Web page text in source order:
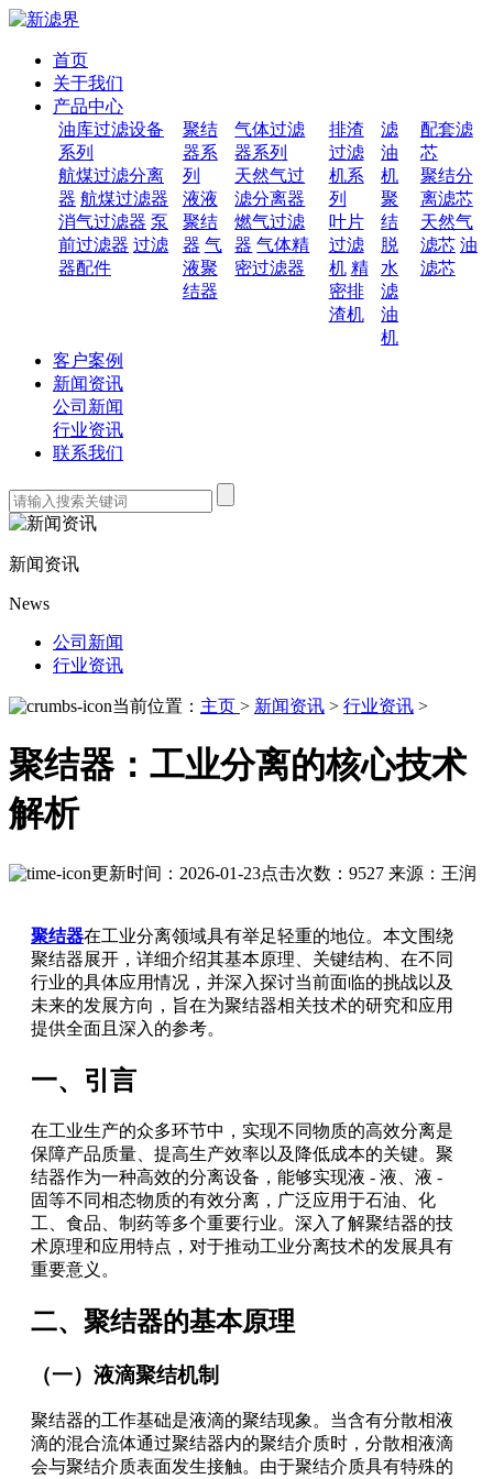
首页
关于我们
产品中心
油库过滤设备
系列
航煤过滤分离
器 航煤过滤器
消气过滤器 泵
前过滤器 过滤
器配件
聚结
器系
列
液液
聚结
器 气
液聚
结器
气体过滤
器系列
天然气过
滤分离器
燃气过滤
器 气体精
密过滤器
排渣
过滤
机系
列
叶片
过滤
机 精
密排
渣机
滤
油
机
聚
结
脱
水
滤
油
机
配套滤
芯
聚结分
离滤芯
天然气
滤芯 油
滤芯
客户案例
新闻资讯
公司新闻
行业资讯
联系我们
新闻资讯
News
公司新闻
行业资讯
当前位置： 主页 > 新闻资讯 > 行业资讯 >
聚结器：工业分离的核心技术
解析
更新时间：2026-01-23点击次数：9527 来源：王润
聚结器在工业分离领域具有举足轻重的地位。本文围绕
聚结器展开，详细介绍其基本原理、关键结构、在不同
行业的具体应用情况，并深入探讨当前面临的挑战以及
未来的发展方向，旨在为聚结器相关技术的研究和应用
提供全面且深入的参考。
一、引言
在工业生产的众多环节中，实现不同物质的高效分离是
保障产品质量、提高生产效率以及降低成本的关键。聚
结器作为一种高效的分离设备，能够实现液 - 液、液 -
固等不同相态物质的有效分离，广泛应用于石油、化
工、食品、制药等多个重要行业。深入了解聚结器的技
术原理和应用特点，对于推动工业分离技术的发展具有
重要意义。
二、聚结器的基本原理
（一）液滴聚结机制
聚结器的工作基础是液滴的聚结现象。当含有分散相液
滴的混合流体通过聚结器内的聚结介质时，分散相液滴
会与聚结介质表面发生接触。由于聚结介质具有特殊的